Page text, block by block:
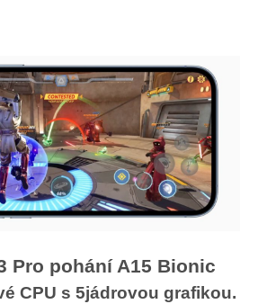
Pro pohání A15 Bionic
CPU s 5jádrovou grafikou.